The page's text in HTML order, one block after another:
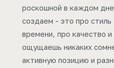
роскошной в каждом
создаем - это про
времени, про качество
ощущаешь никаких
активную позицию и